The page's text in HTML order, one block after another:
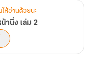
ให้อ่านด้วยนะ
านิ่ง เล่ม 2